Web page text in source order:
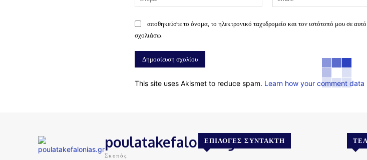
αποθηκεύστε το όνομα, το ηλεκτρονικό ταχυδρομείο και τον ιστότοπό μου σε
σχολιάσω.
This site uses Akismet to reduce spam. Learn how your comment data
poulatakefalonias.gr
Σκοπός
ΕΠΙΛΟΓΈΣ ΣΥΝΤΆΚΤΗ